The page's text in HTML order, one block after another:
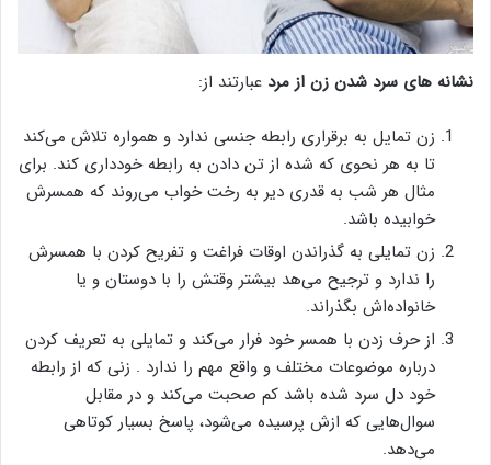
نشانه های سرد شدن زن از مرد عبارتند از:
زن تمایل به برقراری رابطه جنسی ندارد و همواره تلاش می‌کند
تا به هر نحوی که شده از تن دادن به رابطه خودداری کند. برای
مثال هر شب به قدری دیر به رخت خواب می‌روند که همسرش
خوابیده باشد.
زن تمایلی به گذراندن اوقات فراغت و تفریح کردن با همسرش
را ندارد و ترجیح می‌هد بیشتر وقتش را با دوستان و یا
خانواده‌اش بگذراند.
از حرف زدن با همسر خود فرار می‌کند و تمایلی به تعریف کردن
درباره موضوعات مختلف و واقع مهم را ندارد . زنی که از رابطه
خود دل سرد شده باشد کم صحبت می‌کند و در مقابل
سوال‌هایی که ازش پرسیده می‌‌شود، پاسخ بسیار کوتاهی
می‌دهد.